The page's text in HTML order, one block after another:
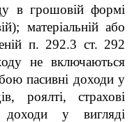
в грошовій формі
матеріальній або
п. 292.3 ст. 292
не включаються
пасивні доходи у
роялті, страхові
доходи у вигляді